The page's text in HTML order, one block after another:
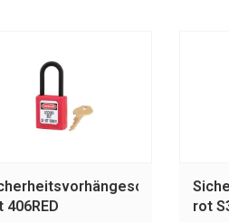
406RED
rot